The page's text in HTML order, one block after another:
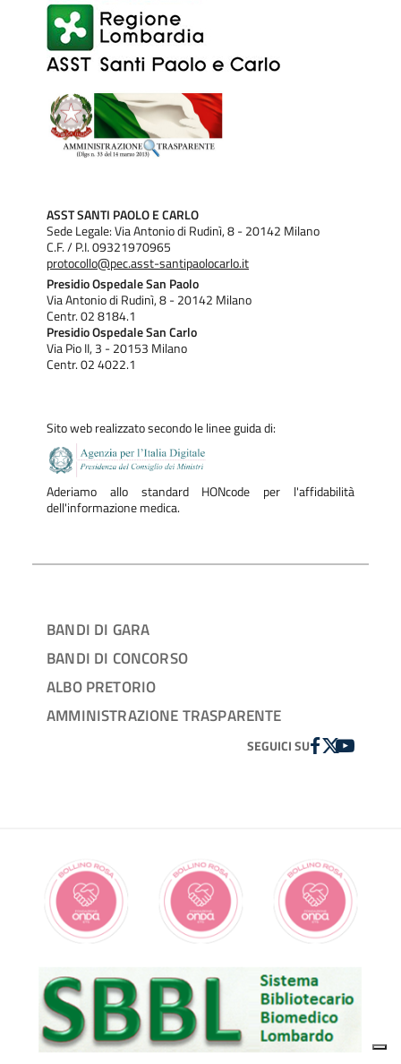
ASST SANTI PAOLO E CARLO
Sede Legale: Via Antonio di Rudinì, 8 - 20142 Milano
C.F. / P.I. 09321970965
protocollo@pec.asst-santipaolocarlo.it
Presidio Ospedale San Paolo
Via Antonio di Rudinì, 8 - 20142 Milano
Centr. 02 8184.1
Presidio Ospedale San Carlo
Via Pio II, 3 - 20153 Milano
Centr. 02 4022.1
Sito web realizzato secondo le linee guida di:
Aderiamo allo standard HONcode per l'affidabilità
dell'informazione medica.
BANDI DI GARA
BANDI DI CONCORSO
ALBO PRETORIO
AMMINISTRAZIONE TRASPARENTE
SEGUICI SUFACEBOOK
TWITTER
YOUTUBE